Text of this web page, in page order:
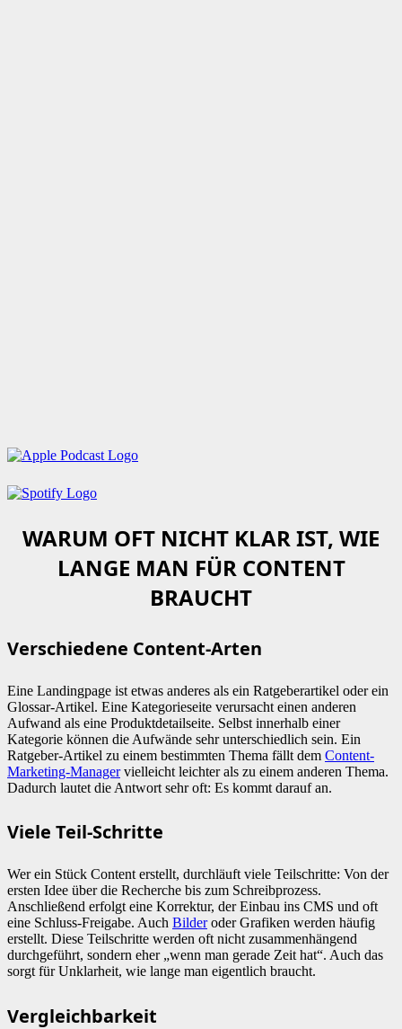
WARUM OFT NICHT KLAR IST, WIE
LANGE MAN FÜR CONTENT
BRAUCHT
Verschiedene Content-Arten
Eine Landingpage ist etwas anderes als ein Ratgeberartikel oder ein
Glossar-Artikel. Eine Kategorieseite verursacht einen anderen
Aufwand als eine Produktdetailseite. Selbst innerhalb einer
Kategorie können die Aufwände sehr unterschiedlich sein. Ein
Ratgeber-Artikel zu einem bestimmten Thema fällt dem Content-
Marketing-Managervielleicht leichter als zu einem anderen Thema.
Dadurch lautet die Antwort sehr oft: Es kommt darauf an.
Viele Teil-Schritte
Wer ein Stück Content erstellt, durchläuft viele Teilschritte: Von der
ersten Idee über die Recherche bis zum Schreibprozess.
Anschließend erfolgt eine Korrektur, der Einbau ins CMS und oft
eine Schluss-Freigabe. Auch Bilderoder Grafiken werden häufig
erstellt. Diese Teilschritte werden oft nicht zusammenhängend
durchgeführt, sondern eher „wenn man gerade Zeit hat“. Auch das
sorgt für Unklarheit, wie lange man eigentlich braucht.
Vergleichbarkeit